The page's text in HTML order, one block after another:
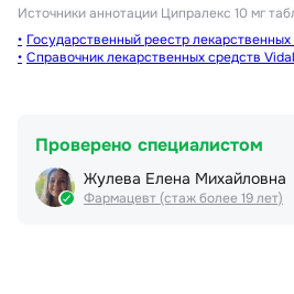
Источники аннотации Ципралекс 10 мг
Государственный реестр лекарственных
Справочник лекарственных средств Vidal
Проверено специалистом
Жулева Елена Михайловна
Фармацевт (стаж более 19 лет)